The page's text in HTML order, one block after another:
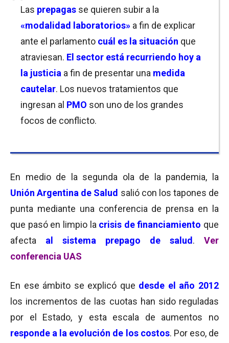
Las prepagas se quieren subir a la
«modalidad laboratorios» a fin de explicar
ante el parlamento cuál es la situación que
atraviesan. El sector está recurriendo hoy a
la justicia a fin de presentar una medida
cautelar. Los nuevos tratamientos que
ingresan al PMO son uno de los grandes
focos de conflicto.
En medio de la segunda ola de la pandemia, la
Unión Argentina de Salud salió con los tapones de
punta mediante una conferencia de prensa en la
que pasó en limpio la crisis de financiamiento que
afecta al sistema prepago de salud . Ver
conferencia UAS
En ese ámbito se explicó que desde el año 2012
los incrementos de las cuotas han sido reguladas
por el Estado, y esta escala de aumentos no
responde a la evolución de los costos. Por eso, de